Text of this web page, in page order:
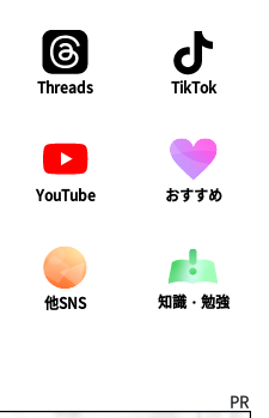
Threads TikTok
YouTube おすすめ
他SNS 知識・勉強
PR